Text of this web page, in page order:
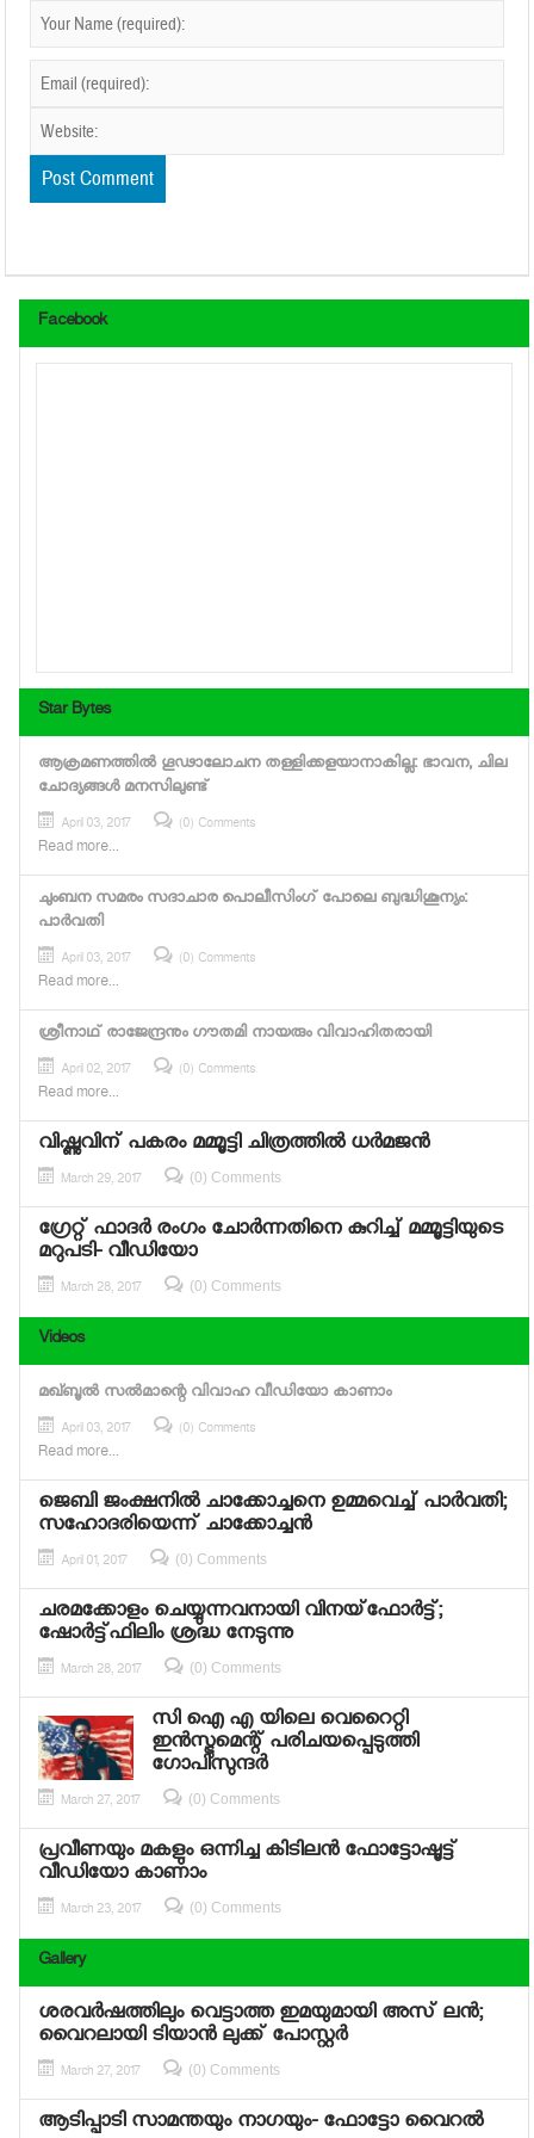
Facebook
Star Bytes
ആക്രമണത്തില്‍ ഗൂഢാലോചന തള്ളിക്കളയാനാകില്ല: ഭാവന, ചില
ചോദ്യങ്ങള്‍ മനസിലുണ്ട്
April 03, 2017 (0) Comments
Read more...
ചുംബന സമരം സദാചാര പൊലീസിംഗ് പോലെ ബുദ്ധിശൂന്യം:
പാര്‍വതി
April 03, 2017 (0) Comments
Read more...
ശ്രീനാഥ് രാജേന്ദ്രനും ഗൗതമി നായരും വിവാഹിതരായി
April 02, 2017 (0) Comments
Read more...
വിഷ്ണുവിന് പകരം മമ്മൂട്ടി ചിത്രത്തില്‍ ധര്‍മജന്‍
March 29, 2017 (0) Comments
ഗ്രേറ്റ് ഫാദര്‍ രംഗം ചോര്‍ന്നതിനെ കുറിച്ച് മമ്മൂട്ടിയുടെ
മറുപടി- വീഡിയോ
March 28, 2017 (0) Comments
Videos
മഖ്ബൂല്‍ സല്‍മാന്റെ വിവാഹ വീഡിയോ കാണാം
April 03, 2017 (0) Comments
Read more...
ജെബി ജംക്ഷനില്‍ ചാക്കോച്ചനെ ഉമ്മവെച്ച് പാര്‍വതി;
സഹോദരിയെന്ന് ചാക്കോച്ചന്‍
April 01, 2017 (0) Comments
ചരമക്കോളം ചെയ്യുന്നവനായി വിനയ്‌ഫോര്‍ട്ട്;
ഷോര്‍ട്ട്ഫിലിം ശ്രദ്ധ നേടുന്നു
March 28, 2017 (0) Comments
സി ഐ എ യിലെ വെറൈറ്റി
ഇന്‍സ്ട്രുമെന്റ് പരിചയപ്പെടുത്തി
ഗോപിസുന്ദര്‍
March 27, 2017 (0) Comments
പ്രവീണയും മകളും ഒന്നിച്ച കിടിലന്‍ ഫോട്ടോഷൂട്ട്
വീഡിയോ കാണാം
March 23, 2017 (0) Comments
Gallery
ശരവര്‍ഷത്തിലും വെട്ടാത്ത ഇമയുമായി അസ് ലന്‍;
വൈറലായി ടിയാന്‍ ലുക്ക് പോസ്റ്റര്‍
March 27, 2017 (0) Comments
ആടിപ്പാടി സാമന്തയും നാഗയും- ഫോട്ടോ വൈറല്‍